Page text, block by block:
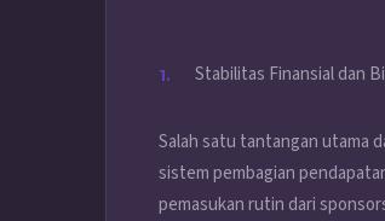
Stabilitas Finansial dan
Salah satu tantangan utama
sistem pembagian
pemasukan rutin dari